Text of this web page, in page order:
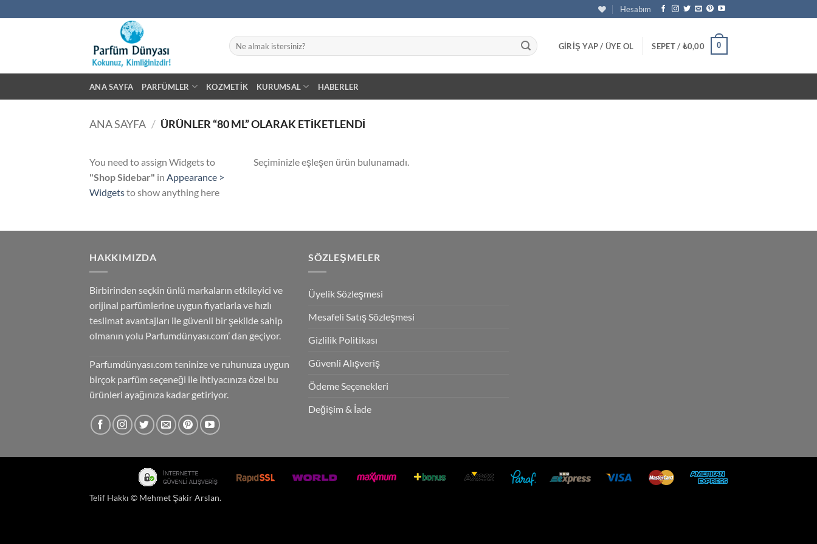
atla
Hesabım
Ara:
GIRIŞ YAP / ÜYE OL SEPET / ₺0,00 0
ANA SAYFA PARFÜMLER KOZMETIK KURUMSAL HABERLER
ANA SAYFA / ÜRÜNLER “80 ML” OLARAK ETIKETLENDI
You need to assign Widgets to
"Shop Sidebar" in Appearance >
Widgetsto show anything here
Seçiminizle eşleşen ürün bulunamadı.
HAKKIMIZDA
Birbirinden seçkin ünlü markaların etkileyici ve
orijinal parfümlerine uygun fiyatlarla ve hızlı
teslimat avantajları ile güvenli bir şekilde sahip
olmanın yolu Parfumdünyası.com’ dan geçiyor.
Parfumdünyası.com teninize ve ruhunuza uygun
birçok parfüm seçeneği ile ihtiyacınıza özel bu
ürünleri ayağınıza kadar getiriyor.
SÖZLEŞMELER
Üyelik Sözleşmesi
Mesafeli Satış Sözleşmesi
Gizlilik Politikası
Güvenli Alışveriş
Ödeme Seçenekleri
Değişim & İade
Telif Hakkı © Mehmet Şakir Arslan.